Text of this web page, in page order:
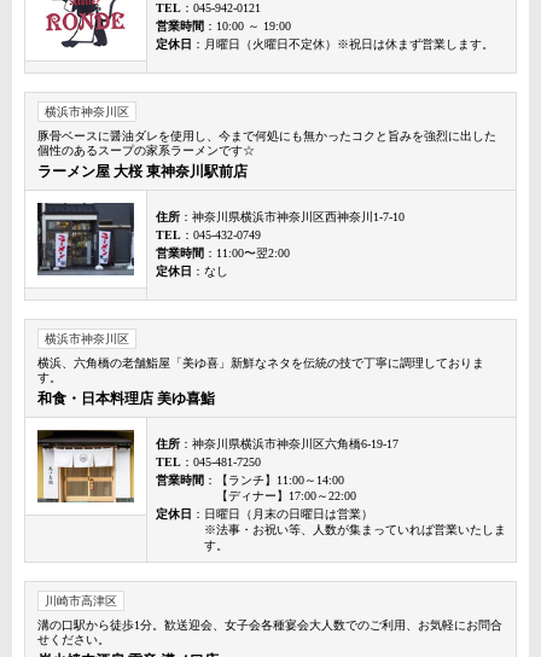
TEL ：045-942-0121
営業時間 ：10:00 ～ 19:00
定休日 ：月曜日（火曜日不定休）※祝日は休まず営業します。
横浜市神奈川区
豚骨ベースに醤油ダレを使用し、今まで何処にも無かったコクと旨みを強烈に出した
個性のあるスープの家系ラーメンです☆
ラーメン屋 大桜 東神奈川駅前店
住所 ：神奈川県横浜市神奈川区西神奈川1-7-10
TEL ：045-432-0749
営業時間 ：11:00〜翌2:00
定休日 ：なし
横浜市神奈川区
横浜、六角橋の老舗鮨屋「美ゆ喜」新鮮なネタを伝統の技で丁寧に調理しておりま
す。
和食・日本料理店 美ゆ喜鮨
住所 ：神奈川県横浜市神奈川区六角橋6-19-17
TEL ：045-481-7250
営業時間 ：【ランチ】11:00～14:00
【ディナー】17:00～22:00
定休日 ：日曜日（月末の日曜日は営業）
※法事・お祝い等、人数が集まっていれば営業いたしま
す。
川崎市高津区
溝の口駅から徒歩1分。歓送迎会、女子会各種宴会大人数でのご利用、お気軽にお問合
せください。